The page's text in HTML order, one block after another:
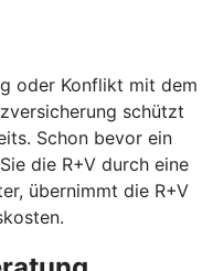
oder Konflikt mit dem
schützt
Schon bevor ein
die R+V durch eine
übernimmt die R+V